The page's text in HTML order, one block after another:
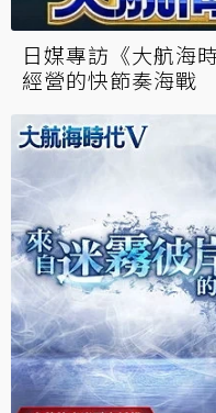
日媒專訪《大航海
經營的快節奏海戰